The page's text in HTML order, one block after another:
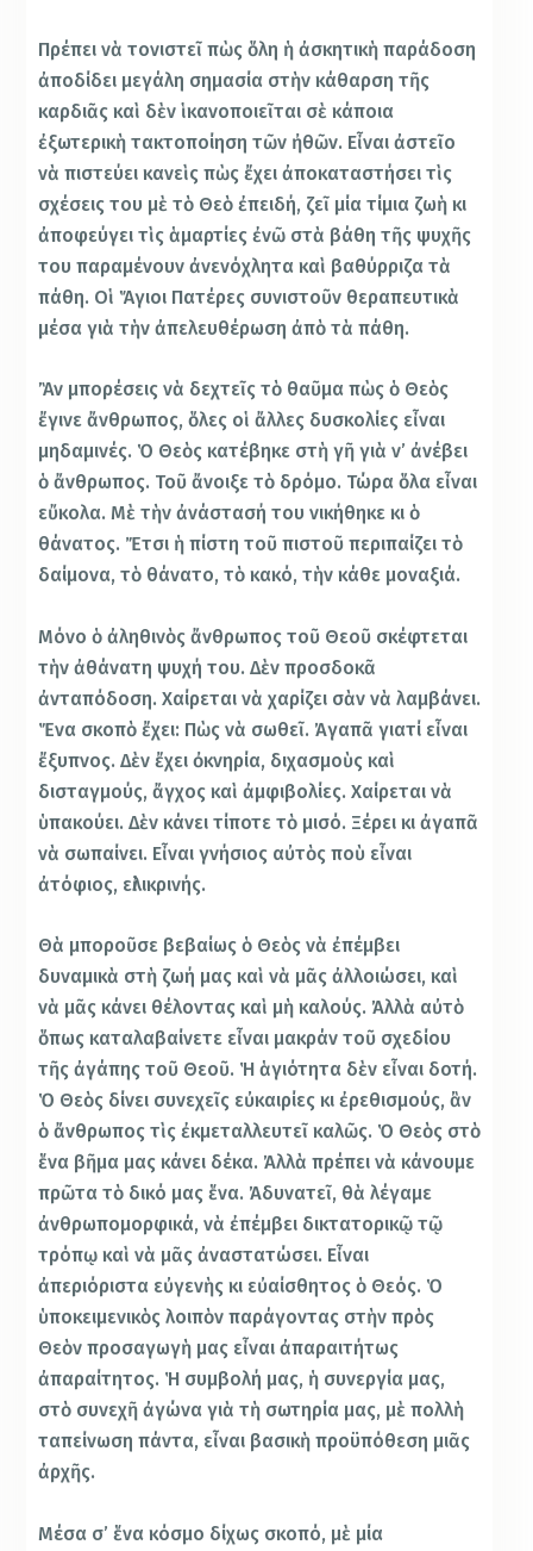
Πρέπει νὰ τονιστεῖ πὼς ὅλη ἡ ἀσκητικὴ παράδοση
ἀποδίδει μεγάλη σημασία στὴν κάθαρση τῆς
καρδιᾶς καὶ δὲν ἱκανοποιεῖται σὲ κάποια
ἐξωτερικὴ τακτοποίηση τῶν ἠθῶν. Εἶναι ἀστεῖο
νὰ πιστεύει κανεὶς πὼς ἔχει ἀποκαταστήσει τὶς
σχέσεις του μὲ τὸ Θεὸ ἐπειδή, ζεῖ μία τίμια ζωὴ κι
ἀποφεύγει τὶς ἁμαρτίες ἐνῶ στὰ βάθη τῆς ψυχῆς
του παραμένουν ἀνενόχλητα καὶ βαθύρριζα τὰ
πάθη. Οἱ Ἅγιοι Πατέρες συνιστοῦν θεραπευτικὰ
μέσα γιὰ τὴν ἀπελευθέρωση ἀπὸ τὰ πάθη.
Ἂν μπορέσεις νὰ δεχτεῖς τὸ θαῦμα πὼς ὁ Θεὸς
ἔγινε ἄνθρωπος, ὅλες οἱ ἄλλες δυσκολίες εἶναι
μηδαμινές. Ὁ Θεὸς κατέβηκε στὴ γῆ γιὰ ν’ ἀνέβει
ὁ ἄνθρωπος. Τοῦ ἄνοιξε τὸ δρόμο. Τώρα ὅλα εἶναι
εὔκολα. Μὲ τὴν ἀνάστασή του νικήθηκε κι ὁ
θάνατος. Ἔτσι ἡ πίστη τοῦ πιστοῦ περιπαίζει τὸ
δαίμονα, τὸ θάνατο, τὸ κακό, τὴν κάθε μοναξιά.
Μόνο ὁ ἀληθινὸς ἄνθρωπος τοῦ Θεοῦ σκέφτεται
τὴν ἀθάνατη ψυχή του. Δὲν προσδοκᾶ
ἀνταπόδοση. Χαίρεται νὰ χαρίζει σὰν νὰ λαμβάνει.
Ἕνα σκοπὸ ἔχει: Πὼς νὰ σωθεῖ. Ἀγαπᾶ γιατί εἶναι
ἔξυπνος. Δὲν ἔχει ὀκνηρία, διχασμοὺς καὶ
δισταγμούς, ἄγχος καὶ ἀμφιβολίες. Χαίρεται νὰ
ὑπακούει. Δὲν κάνει τίποτε τὸ μισό. Ξέρει κι ἀγαπᾶ
νὰ σωπαίνει. Εἶναι γνήσιος αὐτὸς ποὺ εἶναι
ἀτόφιος, εἰλικρινής.
Θὰ μποροῦσε βεβαίως ὁ Θεὸς νὰ ἐπέμβει
δυναμικὰ στὴ ζωή μας καὶ νὰ μᾶς ἀλλοιώσει, καὶ
νὰ μᾶς κάνει θέλοντας καὶ μὴ καλούς. Ἀλλὰ αὐτὸ
ὅπως καταλαβαίνετε εἶναι μακράν τοῦ σχεδίου
τῆς ἀγάπης τοῦ Θεοῦ. Ἡ ἁγιότητα δὲν εἶναι δοτή.
Ὁ Θεὸς δίνει συνεχεῖς εὐκαιρίες κι ἐρεθισμούς, ἂν
ὁ ἄνθρωπος τὶς ἐκμεταλλευτεῖ καλῶς. Ὁ Θεὸς στὸ
ἕνα βῆμα μας κάνει δέκα. Ἀλλὰ πρέπει νὰ κάνουμε
πρῶτα τὸ δικό μας ἕνα. Ἀδυνατεῖ, θὰ λέγαμε
ἀνθρωπομορφικά, νὰ ἐπέμβει δικτατορικῷ τῷ
τρόπῳ καὶ νὰ μᾶς ἀναστατώσει. Εἶναι
ἀπεριόριστα εὐγενὴς κι εὐαίσθητος ὁ Θεός. Ὁ
ὑποκειμενικὸς λοιπὸν παράγοντας στὴν πρὸς
Θεὸν προσαγωγὴ μας εἶναι ἀπαραιτήτως
ἀπαραίτητος. Ἡ συμβολή μας, ἡ συνεργία μας,
στὸ συνεχῆ ἀγώνα γιὰ τὴ σωτηρία μας, μὲ πολλὴ
ταπείνωση πάντα, εἶναι βασικὴ προϋπόθεση μιᾶς
ἀρχῆς.
Μέσα σ’ ἕνα κόσμο δίχως σκοπό, μὲ μία